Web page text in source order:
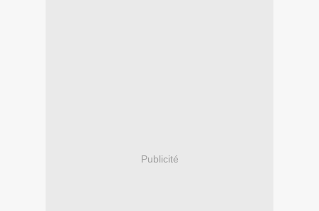
Publicité